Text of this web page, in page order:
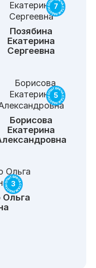
Позябина
Екатерина
Сергеевна
7
Борисова
Екатерина
5
Ольга
3